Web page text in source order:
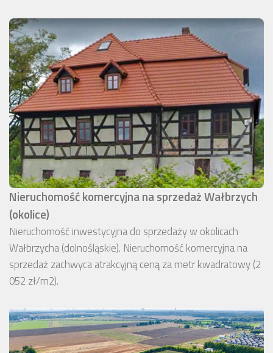
Nieruchomość komercyjna na sprzedaż Wałbrzych
(okolice)
Nieruchomość inwestycyjna do sprzedaży w okolicach
Wałbrzycha (dolnośląskie). Nieruchomość komercyjna na
sprzedaż zachwyca atrakcyjną ceną za metr kwadratowy (2
052 zł/m2).